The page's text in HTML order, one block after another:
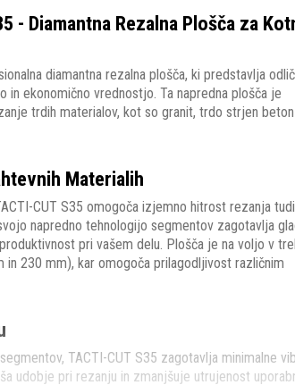
- Diamantna Rezalna Plošča za
diamantna rezalna plošča, ki predstavlja
ekonomično vrednostjo. Ta napredna plošča je
trdih materialov, kot so granit, trdo strjen
Materialih
CUT S35 omogoča izjemno hitrost rezanja
napredno tehnologijo segmentov zagotavlja
pri vašem delu. Plošča je na voljo v
230 mm), kar omogoča prilagodljivost različnim
TACTI-CUT S35 zagotavlja minimalne
udobje pri rezanju in zmanjšuje utrujenost